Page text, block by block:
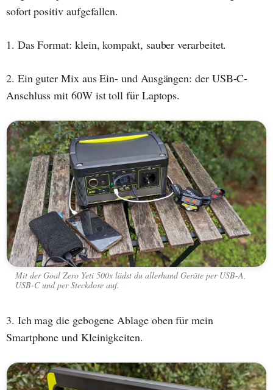
sofort positiv aufgefallen.
1. Das Format: klein, kompakt, sauber verarbeitet.
2. Ein guter Mix aus Ein- und Ausgängen: der USB-C-
Anschluss mit 60W ist toll für Laptops.
Mit der Goal Zero Yeti 500x lädst du allerhand Geräte per USB-A,
USB-C und per Steckdose auf.
3. Ich mag die gebogene Ablage oben für mein
Smartphone und Kleinigkeiten.